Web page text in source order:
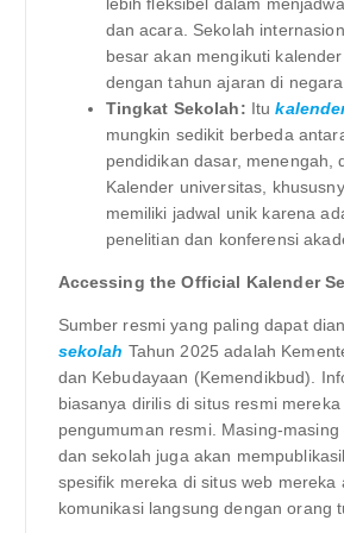
lebih fleksibel dalam
dan acara. Sekolah
besar akan mengikuti
dengan tahun ajaran di
Tingkat Sekolah: Itu
mungkin sedikit berbeda
pendidikan dasar, menengah,
Kalender universitas,
memiliki jadwal unik karena
penelitian dan konferensi
Accessing the Official Kalender
Sumber resmi yang paling dapat
sekolah Tahun 2025 adalah
dan Kebudayaan (Kemendikbud).
biasanya dirilis di situs resmi
pengumuman resmi. Masing-masing
dan sekolah juga akan
spesifik mereka di situs web mereka
komunikasi langsung dengan orang